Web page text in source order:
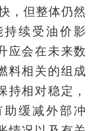
，但整体仍然
续受油价影
应会在未来数
料相关的组成
持相对稳定，
缓减外部冲